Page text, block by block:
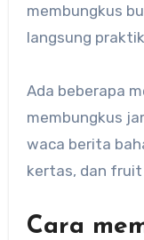
membungkus
langsung
Ada beberapa
membungkus
waca berita
kertas, dan fruit
Cara